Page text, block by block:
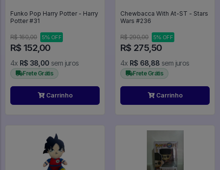
Funko Pop Harry Potter - Harry
Potter #31
R$ 160,00 5% OFF
R$ 152,00
4x R$ 38,00 sem juros
Frete Grátis
Carrinho
Chewbacca With At-ST - Stars
Wars #236
R$ 290,00 5% OFF
R$ 275,50
4x R$ 68,88 sem juros
Frete Grátis
Carrinho